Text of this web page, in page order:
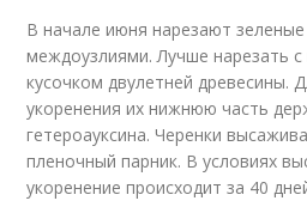
В начале июня нарезают
междоузлиями. Лучше нарезать с
кусочком двулетней древесины.
укоренения их нижнюю часть
гетероауксина. Черенки
пленочный парник. В условиях
укоренение происходит за 40